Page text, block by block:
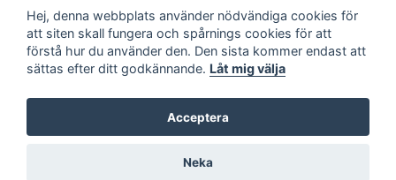
Tusen Trädgårdars Instagram
Hej, denna webbplats använder nödvändiga cookies för
att siten skall fungera och spårnings cookies för att
förstå hur du använder den. Den sista kommer endast att
sättas efter ditt godkännande. Låt mig välja
Acceptera
Neka